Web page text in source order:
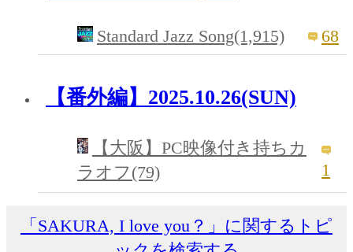
Standard Jazz Song(1,915) 68
【番外編】2025.10.26(SUN)
【大阪】PC映像付き持ちカ
ラオフ(79)
1
「SAKURA, I love you？」に関するトピ